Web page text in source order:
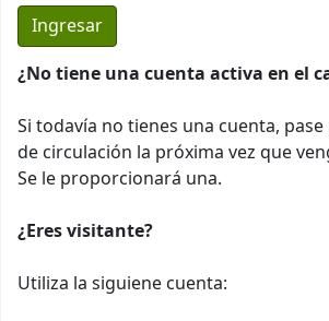
¿No tiene una cuenta activa en el
Si todavía no tienes una cuenta,
de circulación la próxima vez que
Se le proporcionará una.
¿Eres visitante?
Utiliza la siguiene cuenta: